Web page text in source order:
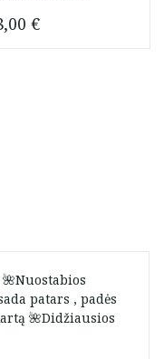
€
patars , padės
🌺Didžiausios